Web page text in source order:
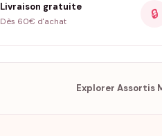
Livraison gratuite
Dès 60€ d'achat
🔒
Explorer Assortis